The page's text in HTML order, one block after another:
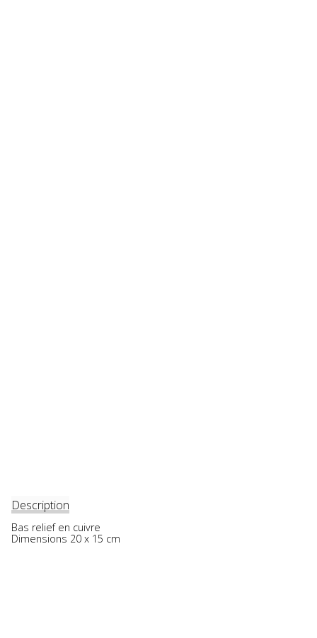
Description
Bas relief en cuivre
Dimensions 20 x 15 cm